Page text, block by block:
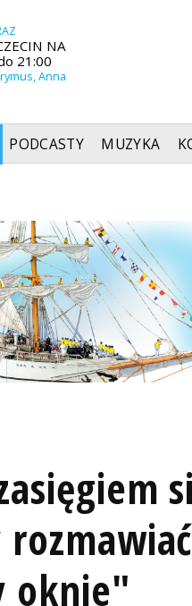
NA
21:00
Anna
PODCASTY MUZYKA
oknie"